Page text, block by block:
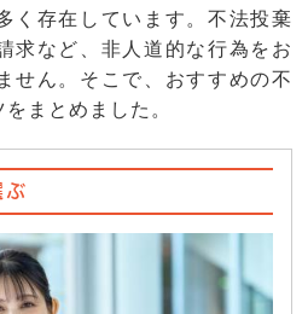
く存在しています。不法投棄
求など、非人道的な行為をお
せん。そこで、おすすめの不
まとめました。
ぶ